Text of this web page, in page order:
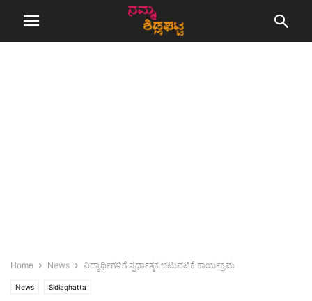
Home News ವಿದ್ಯಾರ್ಥಿಗಳಿಗೆ ಸ್ಪರ್ಧಾತ್ಮಕ ಚಟುವಟಿಕೆ ಕಾರ್ಯಕ್ರಮ
News Sidlaghatta